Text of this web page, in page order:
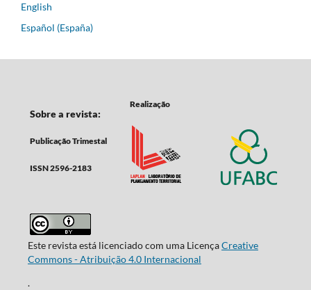
English
Español (España)
Sobre a revista:
Publicação Trimestal
ISSN 2596-2183
Realização
Este revista está licenciado com uma LicençaCreative
Commons - Atribuição 4.0 Internacional
.